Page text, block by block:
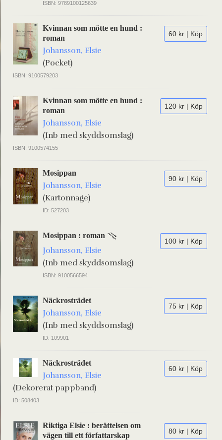
ISBN: 9789100125639
60 kr | Köp
Kvinnan som mötte en hund :
roman
Johansson, Elsie
(Pocket)
ISBN: 9100579203
120 kr | Köp
Kvinnan som mötte en hund :
roman
Johansson, Elsie
(Inb med skyddsomslag)
ISBN: 9100574155
90 kr | Köp
Mosippan
Johansson, Elsie
(Kartonnage)
ID: 527203
100 kr | Köp
Mosippan : roman
Johansson, Elsie
(Inb med skyddsomslag)
ISBN: 9100566594
75 kr | Köp
Näckrosträdet
Johansson, Elsie
(Inb med skyddsomslag)
ID: 109901
60 kr | Köp
Näckrosträdet
Johansson, Elsie
(Dekorerat pappband)
ID: 508403
80 kr | Köp
Riktiga Elsie : berättelsen om
vägen till ett författarskap